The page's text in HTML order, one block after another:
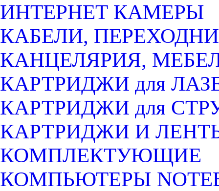
ИНТЕРНЕТ КАМЕРЫ
КАБЕЛИ,
КАНЦЕЛЯРИЯ,
КАРТРИДЖИ для
КАРТРИДЖИ для
КАРТРИДЖИ И
КОМПЛЕКТУЮЩИЕ
КОМПЬЮТЕРЫ